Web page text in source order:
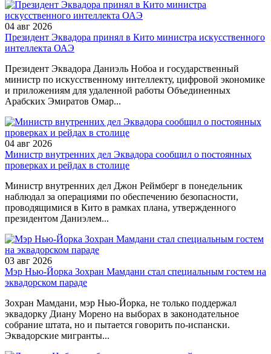
04 авг 2026
Президент Эквадора принял в Кито министра искусственного
интеллекта ОАЭ
Президент Эквадора Даниэль Нобоа и государственный
министр по искусственному интеллекту, цифровой экономике
и приложениям для удаленной работы Объединенных
Арабских Эмиратов Омар...
04 авг 2026
Министр внутренних дел Эквадора сообщил о постоянных
проверках и рейдах в столице
Министр внутренних дел Джон Реймберг в понедельник
наблюдал за операциями по обеспечению безопасности,
проводящимися в Кито в рамках плана, утвержденного
президентом Даниэлем...
03 авг 2026
Мэр Нью-Йорка Зохран Мамдани стал специальным гостем на
эквадорском параде
Зохран Мамдани, мэр Нью-Йорка, не только поддержал
эквадорку Диану Морено на выборах в законодательное
собрание штата, но и пытается говорить по-испански.
Эквадорские мигранты...